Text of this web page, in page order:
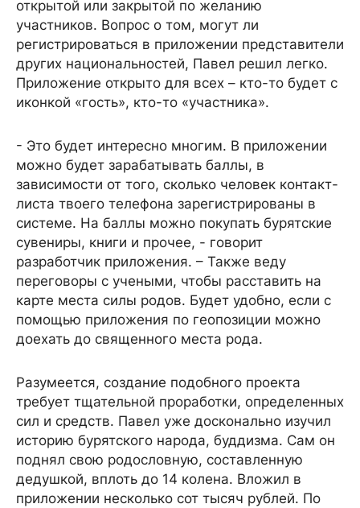
открытой или закрытой по желанию
участников. Вопрос о том, могут ли
регистрироваться в приложении представители
других национальностей, Павел решил легко.
Приложение открыто для всех – кто-то будет с
иконкой «гость», кто-то «участника».
- Это будет интересно многим. В приложении
можно будет зарабатывать баллы, в
зависимости от того, сколько человек контакт-
листа твоего телефона зарегистрированы в
системе. На баллы можно покупать бурятские
сувениры, книги и прочее, - говорит
разработчик приложения. – Также веду
переговоры с учеными, чтобы расставить на
карте места силы родов. Будет удобно, если с
помощью приложения по геопозиции можно
доехать до священного места рода.
Разумеется, создание подобного проекта
требует тщательной проработки, определенных
сил и средств. Павел уже досконально изучил
историю бурятского народа, буддизма. Сам он
поднял свою родословную, составленную
дедушкой, вплоть до 14 колена. Вложил в
приложении несколько сот тысяч рублей. По